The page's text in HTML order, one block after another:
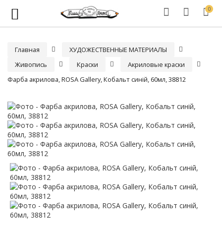
0
Главная
ХУДОЖЕСТВЕННЫЕ МАТЕРИАЛЫ
Живопись
Краски
Акриловые краски
Фарба акрилова, ROSA Gallery, Кобальт синій, 60мл, 38812